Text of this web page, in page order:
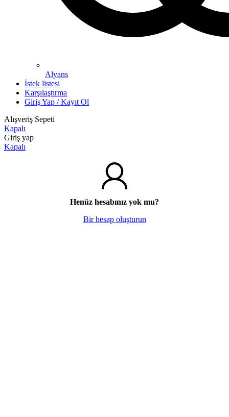
Alyans
İstek listesi
Karşılaştırma
Giriş Yap / Kayıt Ol
Alışveriş Sepeti
Kapalı
Giriş yap
Kapalı
Henüz hesabınız yok mu?
Bir hesap oluşturun